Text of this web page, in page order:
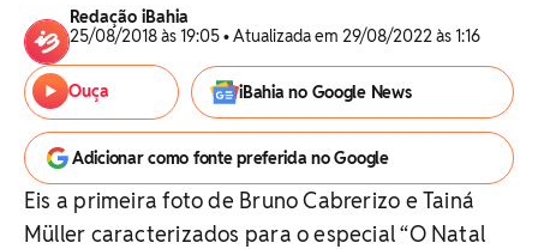
Redação iBahia
25/08/2018 às 19:05 • Atualizada em 29/08/2022 às 1:16
Ouça iBahia no Google News
Adicionar como fonte preferida no Google
Eis a primeira foto de Bruno Cabrerizo e Tainá
Müller caracterizados para o especial “O Natal